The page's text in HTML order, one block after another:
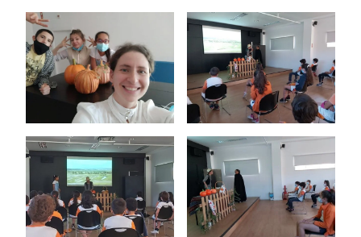
Ano Letivo
Admissão
Informações
APEE
Notícias